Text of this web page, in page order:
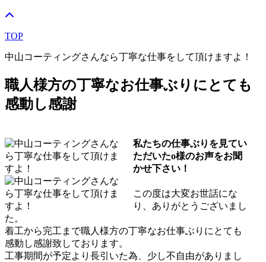
TOP
中山コーティングさんなら丁寧な仕事をして頂けますよ！
職人様方の丁寧なお仕事ぶりにとても
感動し感謝
私たちの仕事ぶりを見てい
ただいたo様のお声をお聞
かせ下さい！
この度は大変お世話にな
り、ありがとうございまし
た。
着工から完工まで職人様方の丁寧なお仕事ぶりにとても
感動し感謝致しております。
工事期間が予定より長引いた為、少し不自由がありまし